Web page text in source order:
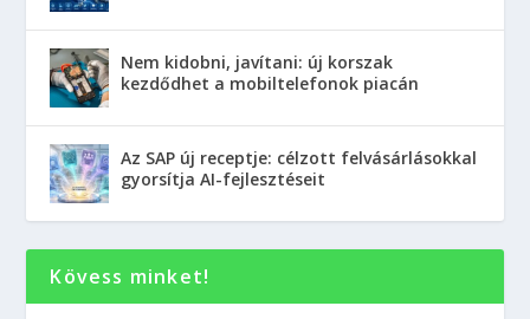
Nem kidobni, javítani: új korszak
kezdődhet a mobiltelefonok piacán
Az SAP új receptje: célzott felvásárlásokkal
gyorsítja AI-fejlesztéseit
Kövess minket!